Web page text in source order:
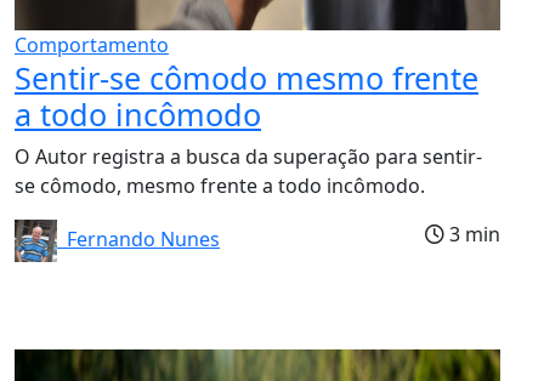
Comportamento
Sentir-se cômodo mesmo frente
a todo incômodo
O Autor registra a busca da superação para sentir-
se cômodo, mesmo frente a todo incômodo.
Fernando Nunes
3 min